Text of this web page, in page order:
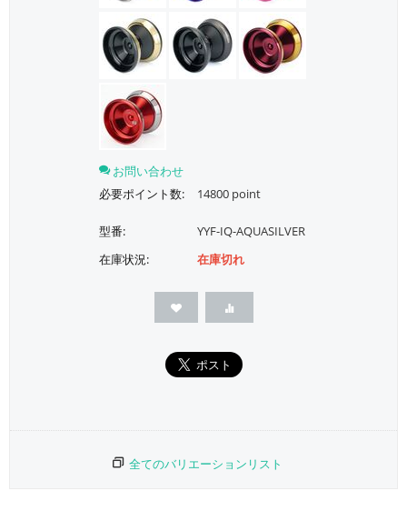
お問い合わせ
必要ポイント数:
14800 point
型番:
YYF-IQ-AQUASILVER
在庫状況:
在庫切れ
全てのバリエーションリスト